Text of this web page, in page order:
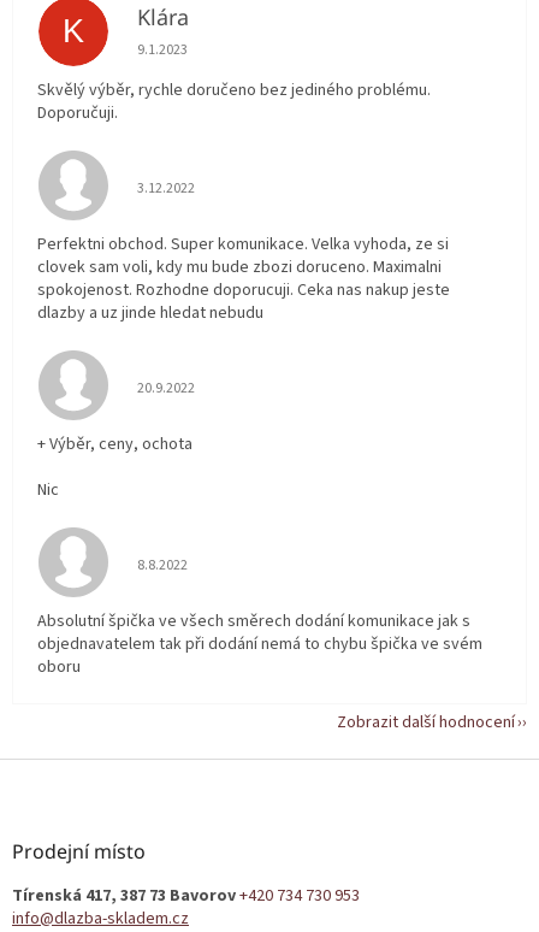
K Klára
Hodnocení obchodu je 5 z 5 hvězdiček.
9.1.2023
Skvělý výběr, rychle doručeno bez jediného problému.
Doporučuji.
Hodnocení obchodu je 5 z 5 hvězdiček.
3.12.2022
Perfektni obchod. Super komunikace. Velka vyhoda, ze si
clovek sam voli, kdy mu bude zbozi doruceno. Maximalni
spokojenost. Rozhodne doporucuji. Ceka nas nakup jeste
dlazby a uz jinde hledat nebudu
Hodnocení obchodu je 5 z 5 hvězdiček.
20.9.2022
+ Výběr, ceny, ochota
Nic
Hodnocení obchodu je 5 z 5 hvězdiček.
8.8.2022
Absolutní špička ve všech směrech dodání komunikace jak s
objednavatelem tak při dodání nemá to chybu špička ve svém
oboru
Zobrazit další hodnocení
Z
Prodejní místo
Tírenská 417, 387 73 Bavorov+420 734 730 953
info@dlazba-skladem.cz